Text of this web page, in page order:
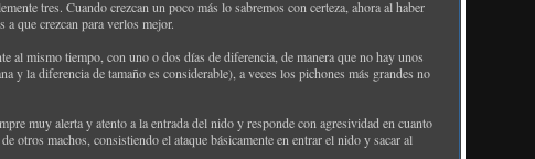
tres. Cuando crezcan un poco más lo sabremos con certeza, ahora al haber
que crezcan para verlos mejor.
mismo tiempo, con uno o dos días de diferencia, de manera que no hay unos
y la diferencia de tamaño es considerable), a veces los pichones más grandes no
muy alerta y atento a la entrada del nido y responde con agresividad en cuanto
otros machos, consistiendo el ataque básicamente en entrar el nido y sacar al